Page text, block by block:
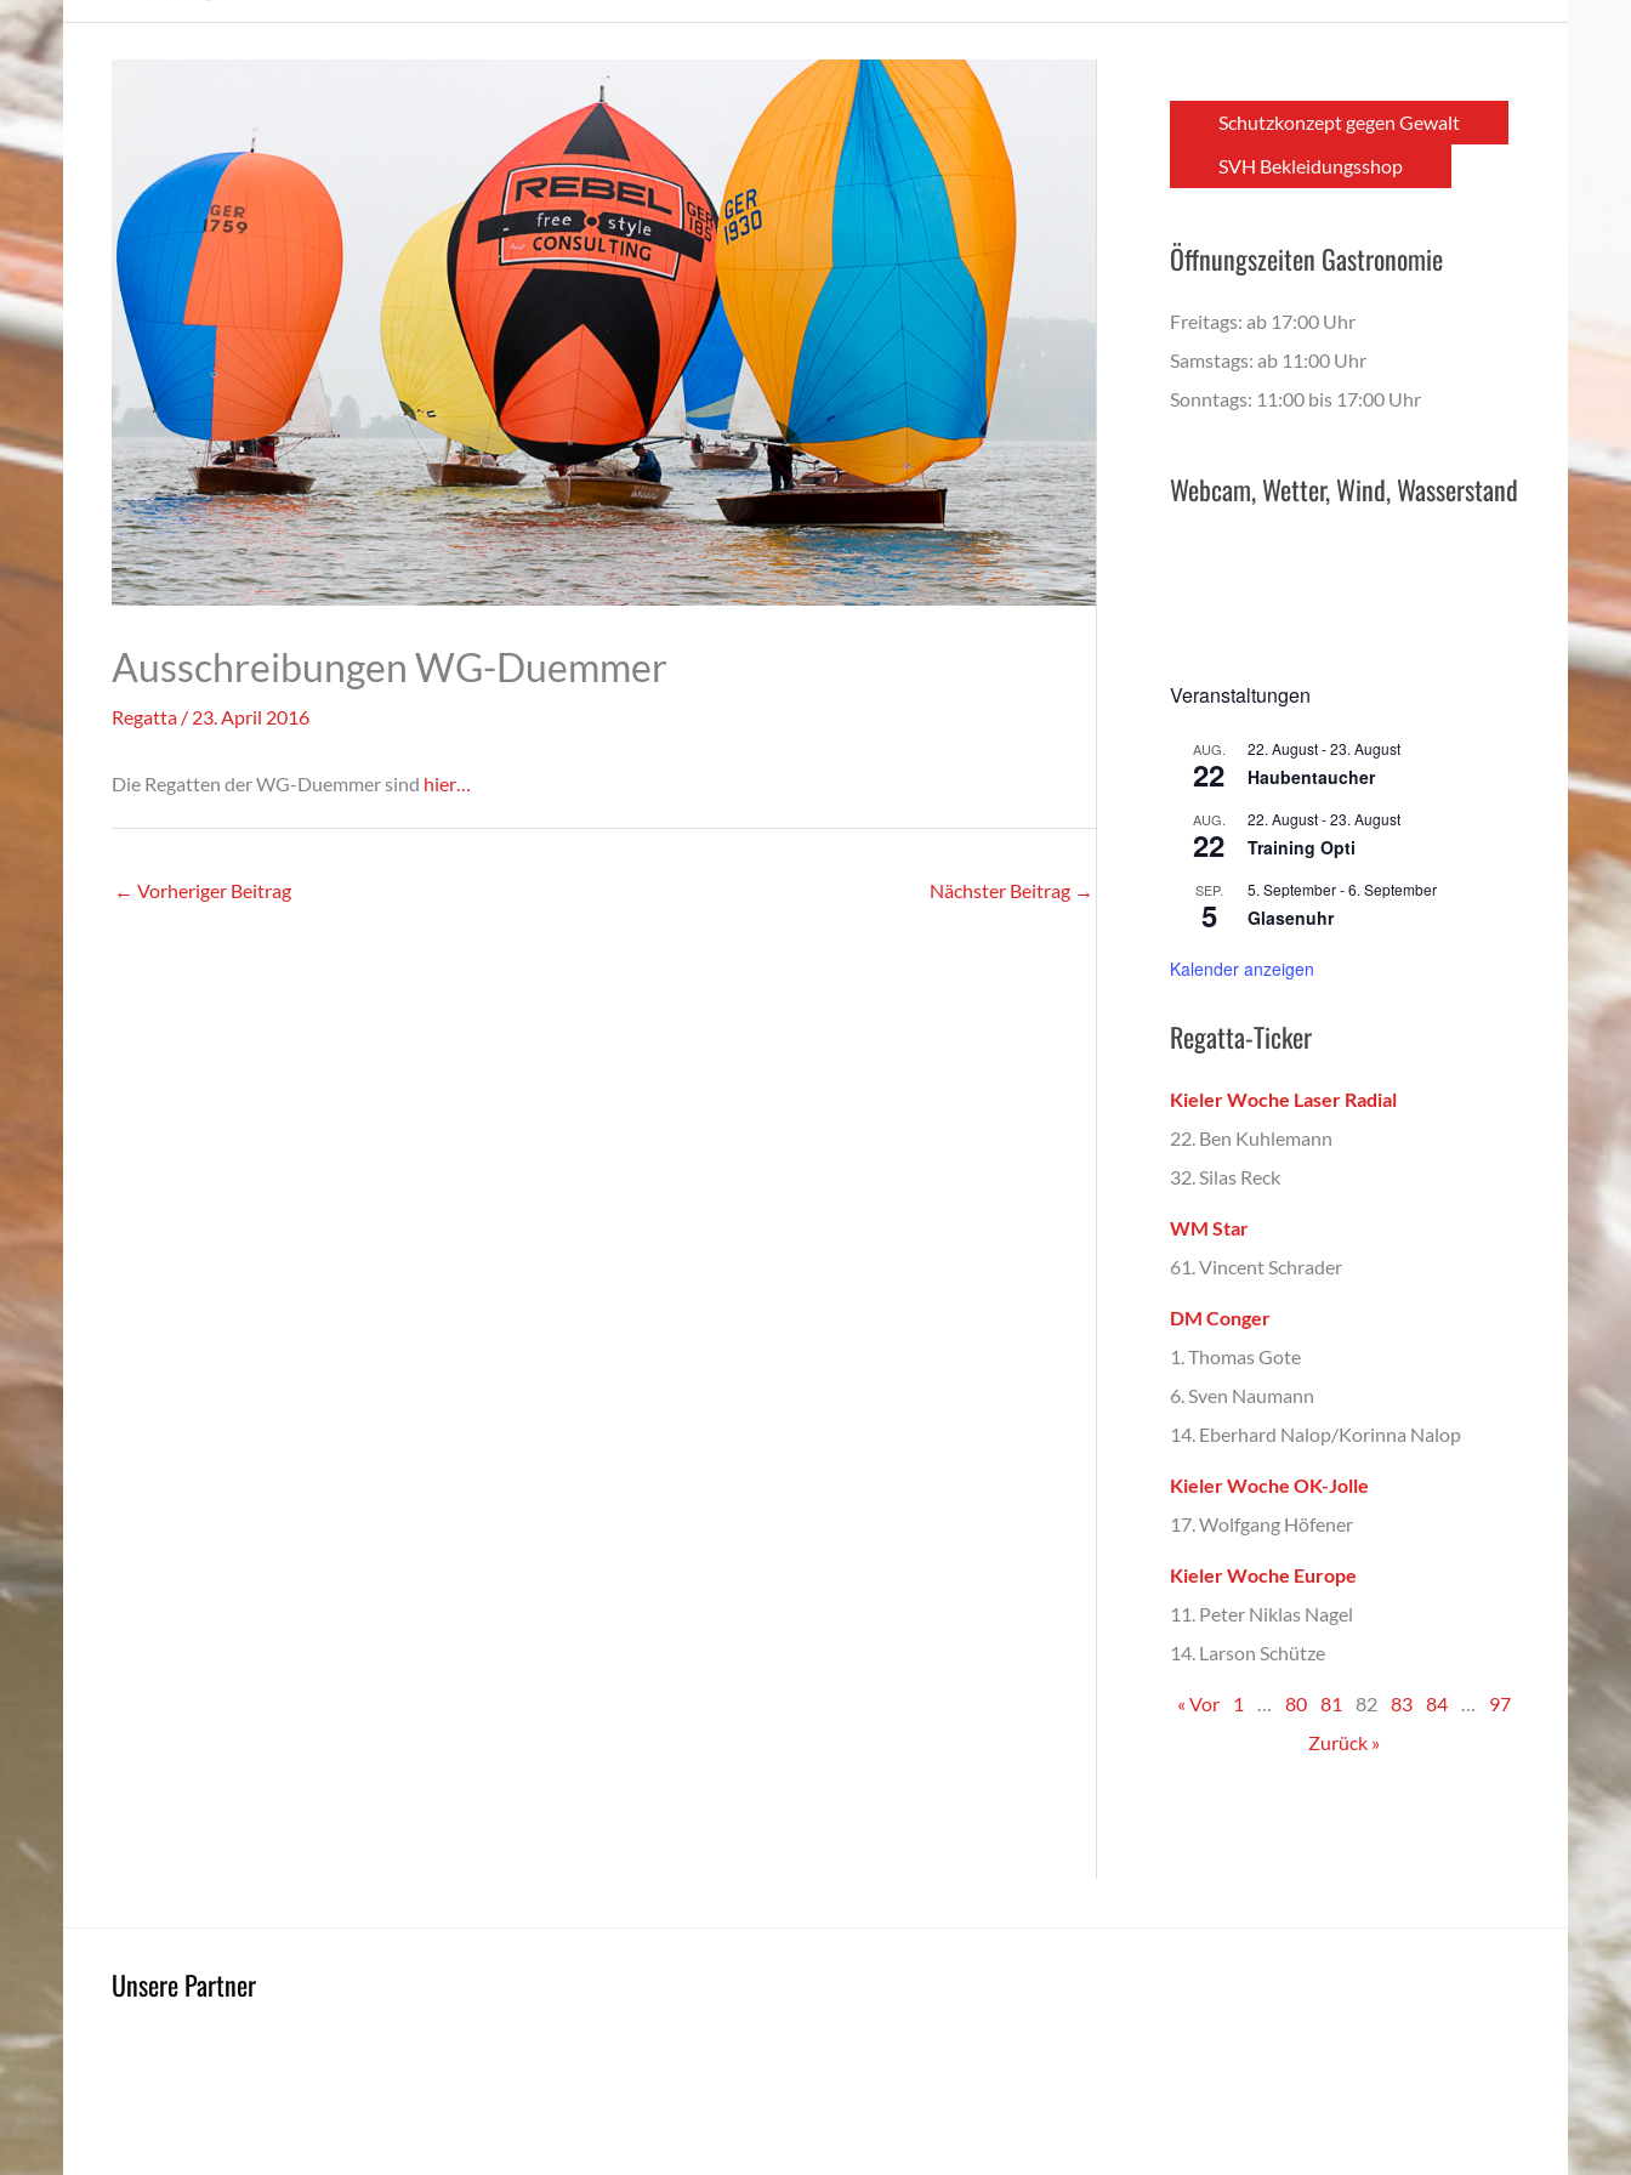
Ausschreibungen WG-Duemmer
Regatta / 23. April 2016
Die Regatten der WG-Duemmer sind hier…
← Vorheriger Beitrag Nächster Beitrag →
Schutzkonzept gegen Gewalt
SVH Bekleidungsshop
Öffnungszeiten Gastronomie
Freitags: ab 17:00 Uhr
Samstags: ab 11:00 Uhr
Sonntags: 11:00 bis 17:00 Uhr
Webcam, Wetter, Wind, Wasserstand
Veranstaltungen
AUG.
22
22. August-23. August
Haubentaucher
AUG.
22
22. August-23. August
Training Opti
SEP.
5
5. September-6. September
Glasenuhr
Kalender anzeigen
Regatta-Ticker
Kieler Woche Laser Radial
22. Ben Kuhlemann
32. Silas Reck
WM Star
61. Vincent Schrader
DM Conger
1. Thomas Gote
6. Sven Naumann
14. Eberhard Nalop/Korinna Nalop
Kieler Woche OK-Jolle
17. Wolfgang Höfener
Kieler Woche Europe
11. Peter Niklas Nagel
14. Larson Schütze
« Vor 1 80 81 82 83 84
97
Zurück »
Unsere Partner